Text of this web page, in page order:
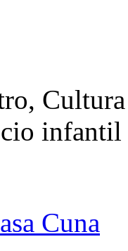
infantil
Cuna